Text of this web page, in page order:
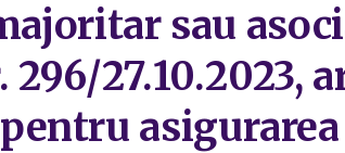
sau
27.10.2023,
asigurarea